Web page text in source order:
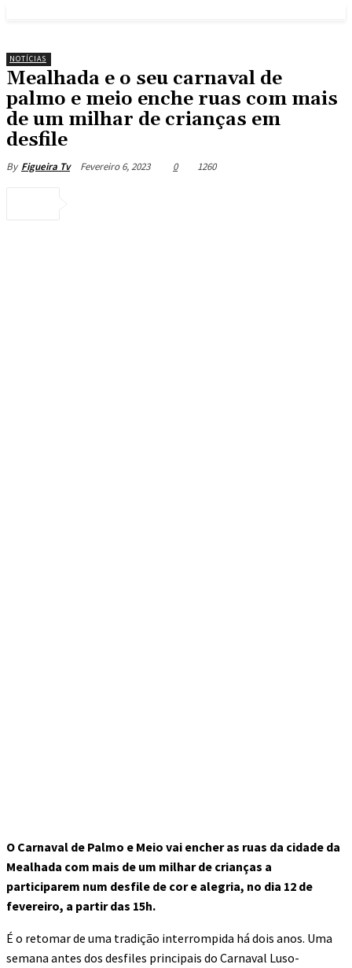
NOTÍCIAS
Mealhada e o seu carnaval de
palmo e meio enche ruas com mais
de um milhar de crianças em
desfile
By Figueira Tv Fevereiro 6, 2023 0 1260
O Carnaval de Palmo e Meio vai encher as ruas da cidade da
Mealhada com mais de um milhar de crianças a
participarem num desfile de cor e alegria, no dia 12 de
fevereiro, a partir das 15h.
É o retomar de uma tradição interrompida há dois anos. Uma
semana antes dos desfiles principais do Carnaval Luso-